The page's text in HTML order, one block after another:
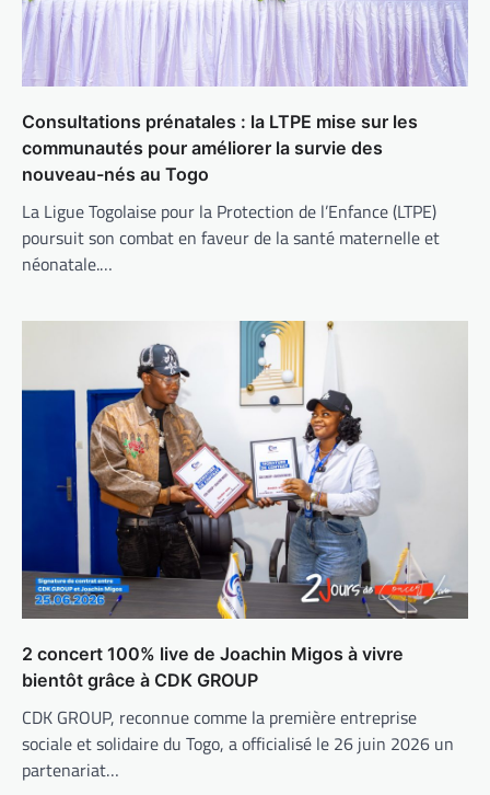
Consultations prénatales : la LTPE mise sur les
communautés pour améliorer la survie des
nouveau-nés au Togo
La Ligue Togolaise pour la Protection de l’Enfance (LTPE)
poursuit son combat en faveur de la santé maternelle et
néonatale.…
2 concert 100% live de Joachin Migos à vivre
bientôt grâce à CDK GROUP
CDK GROUP, reconnue comme la première entreprise
sociale et solidaire du Togo, a officialisé le 26 juin 2026 un
partenariat…